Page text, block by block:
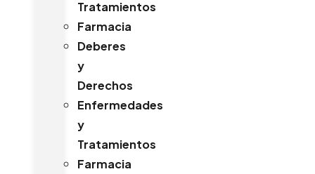
Tratamientos
Farmacia
Deberes
y
Derechos
Enfermedades
y
Tratamientos
Farmacia